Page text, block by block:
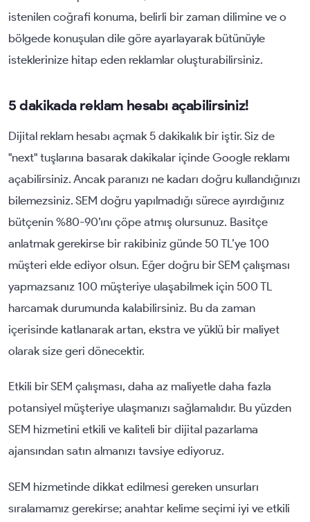
istenilen coğrafi konuma, belirli bir zaman dilimine ve o
bölgede konuşulan dile göre ayarlayarak bütünüyle
isteklerinize hitap eden reklamlar oluşturabilirsiniz.
5 dakikada reklam hesabı açabilirsiniz!
Dijital reklam hesabı açmak 5 dakikalık bir iştir. Siz de
"next" tuşlarına basarak dakikalar içinde Google reklamı
açabilirsiniz. Ancak paranızı ne kadarı doğru kullandığınızı
bilemezsiniz. SEM doğru yapılmadığı sürece ayırdığınız
bütçenin %80-90’ını çöpe atmış olursunuz. Basitçe
anlatmak gerekirse bir rakibiniz günde 50 TL’ye 100
müşteri elde ediyor olsun. Eğer doğru bir SEM çalışması
yapmazsanız 100 müşteriye ulaşabilmek için 500 TL
harcamak durumunda kalabilirsiniz. Bu da zaman
içerisinde katlanarak artan, ekstra ve yüklü bir maliyet
olarak size geri dönecektir.
Etkili bir SEM çalışması, daha az maliyetle daha fazla
potansiyel müşteriye ulaşmanızı sağlamalıdır. Bu yüzden
SEM hizmetini etkili ve kaliteli bir dijital pazarlama
ajansından satın almanızı tavsiye ediyoruz.
SEM hizmetinde dikkat edilmesi gereken unsurları
sıralamamız gerekirse; anahtar kelime seçimi iyi ve etkili